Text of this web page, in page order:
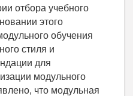
отбора учебного
этого
обучения
стиля и
для
модульного
что модульная